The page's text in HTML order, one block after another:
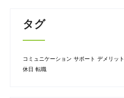
タグ
コミュニケーション サポート デメリット
休日 転職